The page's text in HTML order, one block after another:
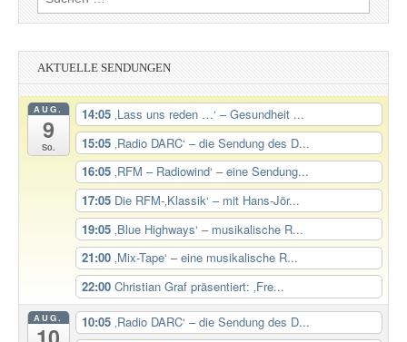
nach:
AKTUELLE SENDUNGEN
AUG.
9
So.
14:05 ‚Lass uns reden …‘ – Gesundheit ...
15:05 ‚Radio DARC‘ – die Sendung des D...
16:05 ‚RFM – Radiowind‘ – eine Sendung...
17:05 Die RFM-‚Klassik‘ – mit Hans-Jör...
19:05 ‚Blue Highways‘ – musikalische R...
21:00 ‚Mix-Tape‘ – eine musikalische R...
22:00 Christian Graf präsentiert: ‚Fre...
AUG. 10:05 ‚Radio DARC‘ – die Sendung des D...